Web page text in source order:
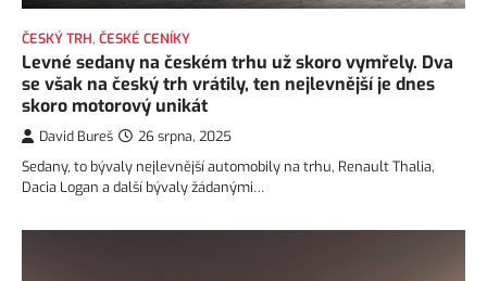
ČESKÝ TRH, ČESKÉ CENÍKY
Levné sedany na českém trhu už skoro vymřely. Dva
se však na český trh vrátily, ten nejlevnější je dnes
skoro motorový unikát
David Bureš
26 srpna, 2025
Sedany, to bývaly nejlevnější automobily na trhu, Renault Thalia,
Dacia Logan a další bývaly žádanými…